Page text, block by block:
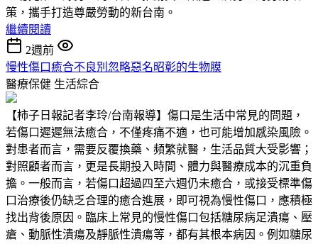
策，攜手打造尊嚴勞動的新台南。
繼續閱讀
2週前
慢性傷口癒合不良別忽略惡名昭彰的生物膜
醫療保健 生活綜合
【柿子日報記者李玲/台南報導】傷口是生活中常見的問題，
若傷口遲遲無法癒合，不僅疼痛不適，也可能增加感染風險。
對患者而言，需要反覆換藥、頻繁就醫，生活品質大受影響；
對照顧者而言，更是長期投入時間、體力與醫療成本的沉重負
擔。一般而言，若傷口超過四至六週仍未癒合，或接受標準傷
口治療後仍缺乏合理的癒合進展，即可視為慢性傷口，應積極
找出背後原因。臨床上常見的慢性傷口包括糖尿病足潰瘍、壓
瘡、動脈性潰瘍及靜脈性潰瘍等，都有其根本病因。例如糖尿